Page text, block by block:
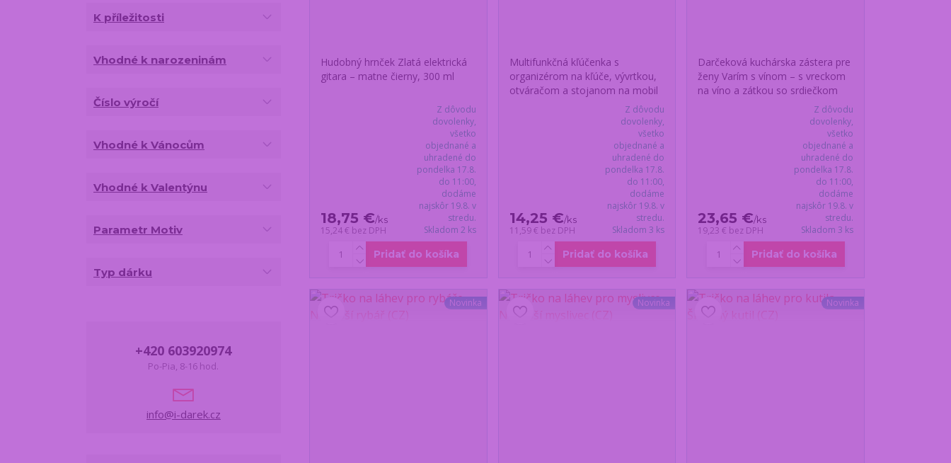
Hudobný hrnček Zlatá elektrická
gitara – matne čierny, 300 ml
18,75 €/ks
15,24 € bez DPH
Z dôvodu
dovolenky,
všetko
objednané a
uhradené do
pondelka 17.8.
do 11:00,
dodáme
najskôr 19.8. v
stredu.
Skladom 2 ks
Pridať do košíka
Multifunkčná kľúčenka s
organizérom na kľúče, vývrtkou,
otváračom a stojanom na mobil
14,25 €/ks
11,59 € bez DPH
Z dôvodu
dovolenky,
všetko
objednané a
uhradené do
pondelka 17.8.
do 11:00,
dodáme
najskôr 19.8. v
stredu.
Skladom 3 ks
Pridať do košíka
Darčeková kuchárska zástera pre
ženy Varím s vínom – s vreckom
na víno a zátkou so srdiečkom
23,65 €/ks
19,23 € bez DPH
Z dôvodu
dovolenky,
všetko
objednané a
uhradené do
pondelka 17.8.
do 11:00,
dodáme
najskôr 19.8. v
stredu.
Skladom 3 ks
Pridať do košíka
Novinka Novinka Novinka
K příležitosti
Vhodné k narozeninám
Číslo výročí
Vhodné k Vánocům
Vhodné k Valentýnu
Parametr Motiv
Typ dárku
+420 603920974
Po-Pia, 8-16 hod.
info@i-darek.cz